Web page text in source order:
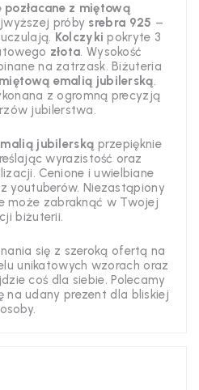
pozłacane z miętową
próby srebra 925 –
Kolczykipokryte 3
złota. Wysokość
na zatrzask. Biżuteria
miętową emalią jubilerską.
z ogromną precyzją
jubilerstwa.
jubilerską przepięknie
wyrazistość oraz
Cenione i uwielbiane
youtuberów. Niezastąpiony
może zabraknąć w Twojej
biżuterii.
się z szeroką ofertą na
unikatowych wzorach oraz
coś dla siebie. Polecamy
na udany prezent dla bliskiej
osoby.